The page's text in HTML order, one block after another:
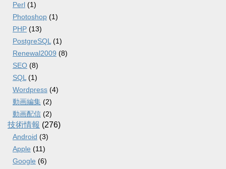
Perl (1)
Photoshop (1)
PHP (13)
PostgreSQL (1)
Renewal2009 (8)
SEO (8)
SQL (1)
Wordpress (4)
動画編集 (2)
動画配信 (2)
技術情報 (276)
Android (3)
Apple (11)
Google (6)